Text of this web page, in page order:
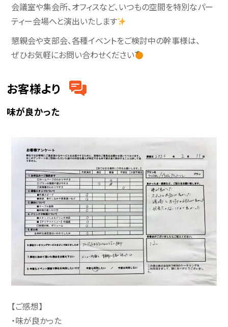
会議室や集会所、オフィスなど、いつもの空間を特別なパー
ティー会場へと演出いたします
懇親会や支部会、各種イベントをご検討中の幹事様は、
ぜひお気軽にお問い合わせください
お客様より
味が良かった
【ご感想】
・味が良かった